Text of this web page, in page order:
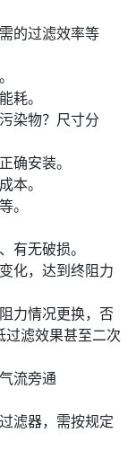
的过滤效率等
耗。
染物？尺寸分
确安装。
本。
。
有无破损。
化，达到终阻力
力情况更换，否
过滤效果甚至二次
流旁通
滤器，需按规定